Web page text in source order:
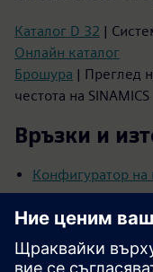
Каталог D 32 |
Онлайн каталог
Брошура | Преглед
честота на SINAMICS
Връзки и
Конфигуратор на
Декларация за
Siemens EcoTech (SEP)
ЕПД СЕП|